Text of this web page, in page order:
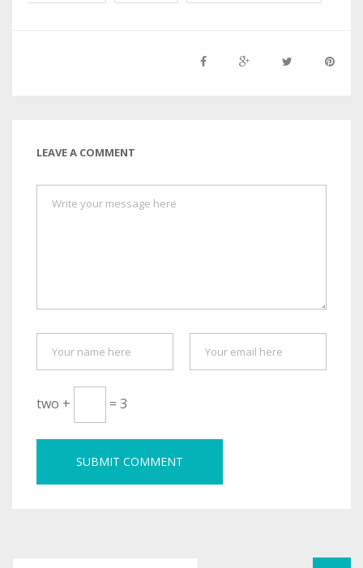
LEAVE A COMMENT
two + = 3